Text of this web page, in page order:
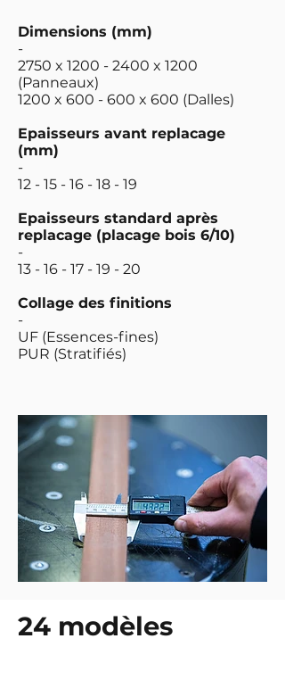
Dimensions (mm)
-
2750 x 1200 - 2400 x 1200
(Panneaux)
1200 x 600 - 600 x 600 (Dalles)
Epaisseurs avant replacage
(mm)
-
12 - 15 - 16 - 18 - 19
Epaisseurs standard après
replacage (placage bois 6/10)
-
13 - 16 - 17 - 19 - 20
Collage des finitions
-
UF (Essences-fines)
PUR (Stratifiés)
24 modèles